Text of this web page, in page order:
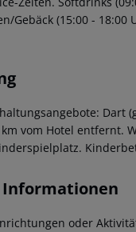
Gebäck (15:00 -
Dart
vom Hotel entfernt.
Informationen
oder